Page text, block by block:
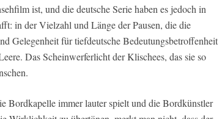
ist, und die deutsche Serie haben es jedoch in
in der Vielzahl und Länge der Pausen, die die
Gelegenheit für tiefdeutsche Bedeutungsbetroffenheit
Das Scheinwerferlicht der Klischees, das sie so
Bordkapelle immer lauter spielt und die Bordkünstler